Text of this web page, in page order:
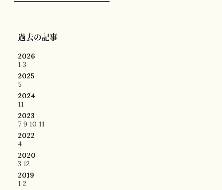
過去の記事
2026
1 3
2025
5
2024
11
2023
7 9 10 11
2022
4
2020
3 12
2019
1 2